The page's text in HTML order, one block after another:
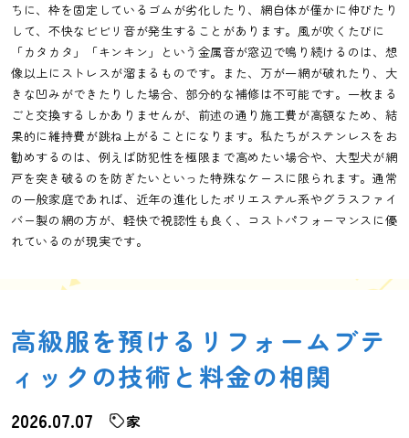
ちに、枠を固定しているゴムが劣化したり、網自体が僅かに伸びたり
して、不快なビビリ音が発生することがあります。風が吹くたびに
「カタカタ」「キンキン」という金属音が窓辺で鳴り続けるのは、想
像以上にストレスが溜まるものです。また、万が一網が破れたり、大
きな凹みができたりした場合、部分的な補修は不可能です。一枚まる
ごと交換するしかありませんが、前述の通り施工費が高額なため、結
果的に維持費が跳ね上がることになります。私たちがステンレスをお
勧めするのは、例えば防犯性を極限まで高めたい場合や、大型犬が網
戸を突き破るのを防ぎたいといった特殊なケースに限られます。通常
の一般家庭であれば、近年の進化したポリエステル系やグラスファイ
バー製の網の方が、軽快で視認性も良く、コストパフォーマンスに優
れているのが現実です。
高級服を預けるリフォームブテ
ィックの技術と料金の相関
2026.07.07 家